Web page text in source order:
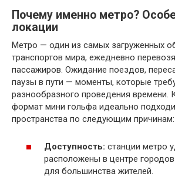
Почему именно метро?
локации
Метро — один из самых загруженных
транспортов мира, ежедневно
пассажиров. Ожидание поездов,
паузы в пути — моменты, которые
разнообразного проведения времени.
формат мини гольфа идеально
пространства по следующим причинам:
Доступность: станции метро
расположены в центре
для большинства жителей.